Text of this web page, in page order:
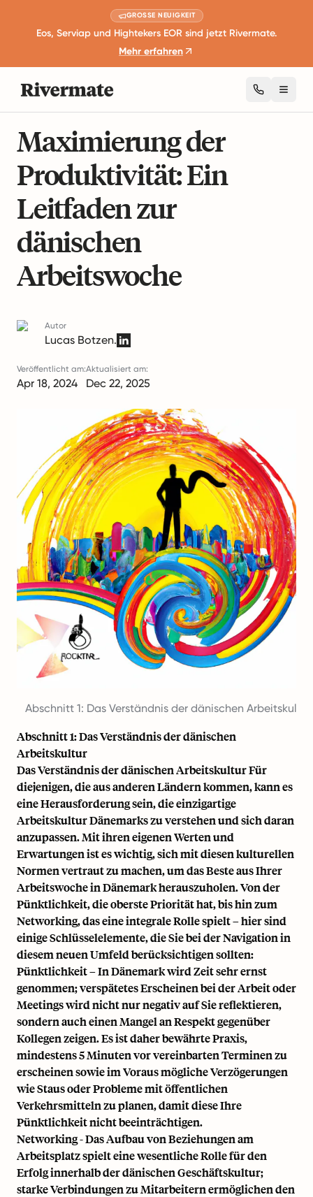
GROSSE NEUIGKEIT
Eos, Serviap und Hightekers EOR sind jetzt Rivermate.
Mehr erfahren
Maximierung der
Produktivität: Ein
Leitfaden zur
dänischen
Arbeitswoche
Autor
Lucas Botzen.
Veröffentlicht am:
Apr 18, 2024
Aktualisiert am:
Dec 22, 2025
Abschnitt 1: Das Verständnis der dänischen Arbeitskultur
Abschnitt 1: Das Verständnis der dänischen
Arbeitskultur
Das Verständnis der dänischen Arbeitskultur Für
diejenigen, die aus anderen Ländern kommen, kann es
eine Herausforderung sein, die einzigartige
Arbeitskultur Dänemarks zu verstehen und sich daran
anzupassen. Mit ihren eigenen Werten und
Erwartungenist es wichtig, sich mit diesen kulturellen
Normen vertraut zu machen, um das Beste aus Ihrer
Arbeitswoche in Dänemark herauszuholen. Von der
Pünktlichkeit, die oberste Priorität hat, bis hin zum
Networking, das eine integrale Rolle spielt – hier sind
einige Schlüsselelemente, die Sie bei der Navigation in
diesem neuen Umfeld berücksichtigen sollten:
Pünktlichkeit – In Dänemark wird Zeit sehr ernst
genommen; verspätetes Erscheinen bei der Arbeit oder
Meetings wird nicht nur negativ auf Sie reflektieren,
sondern auch einen Mangel an Respekt gegenüber
Kollegen zeigen. Es ist daher bewährte Praxis,
mindestens 5 Minuten vor vereinbarten Terminen zu
erscheinen sowie im Voraus mögliche Verzögerungen
wie Staus oder Probleme mit öffentlichen
Verkehrsmitteln zu planen, damit diese Ihre
Pünktlichkeit nicht beeinträchtigen.
Networking - Das Aufbau von Beziehungen am
Arbeitsplatz spielt eine wesentliche Rolle für den
Erfolg innerhalb der dänischen Geschäftskultur;
starke Verbindungen zu Mitarbeitern ermöglichen den